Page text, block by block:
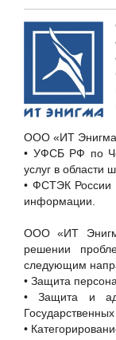
Группа Астра
Журнал «СТА»
Код Безопасности
Компания ЗИКС
ООО "ИТ Энигма"
ООО "ТехноГид"
ОТР, ГК
Портал ГАРАНТ.РУ
РЕД СОФТ
РТРС
С-Терра СиЭсПи,
ООО «ИТ
• УФСБ РФ по
услуг в
• ФСТЭК России
информации.
ООО «ИТ
решении
следующим
• Защита
• Защита и
•